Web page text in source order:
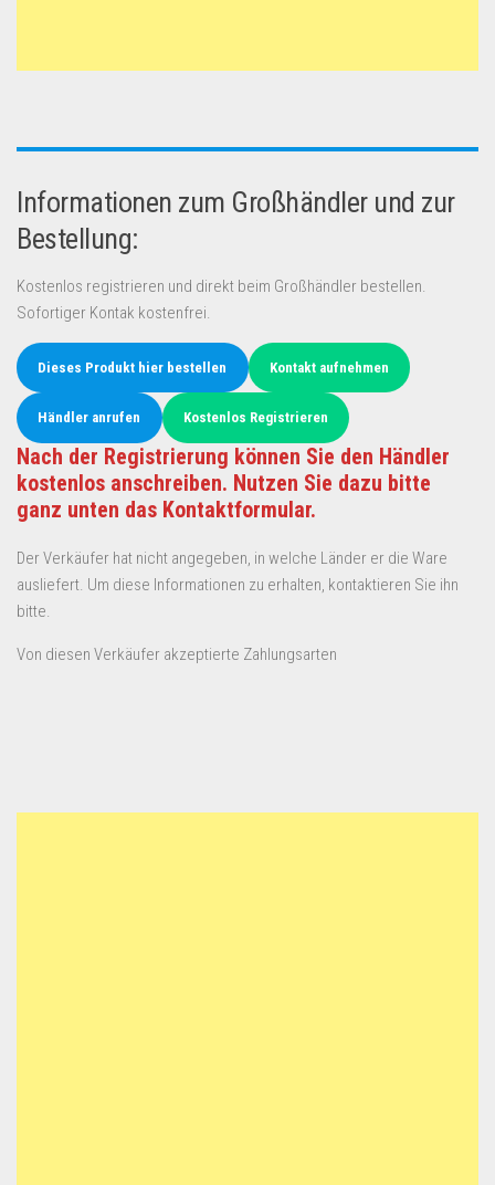
Informationen zum Großhändler und zur
Bestellung:
Kostenlos registrieren und direkt beim Großhändler bestellen.
Sofortiger Kontak kostenfrei.
Dieses Produkt hier bestellen Kontakt aufnehmen
Händler anrufen Kostenlos Registrieren
Nach der Registrierung können Sie den Händler
kostenlos anschreiben. Nutzen Sie dazu bitte
ganz unten das Kontaktformular.
Der Verkäufer hat nicht angegeben, in welche Länder er die Ware
ausliefert. Um diese Informationen zu erhalten, kontaktieren Sie ihn
bitte.
Von diesen Verkäufer akzeptierte Zahlungsarten